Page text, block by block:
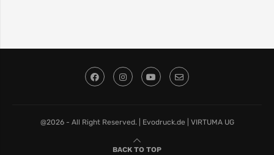
@2026 - All Right Reserved. | Evodruck.de | VIRTUMA UG
BACK TO TOP